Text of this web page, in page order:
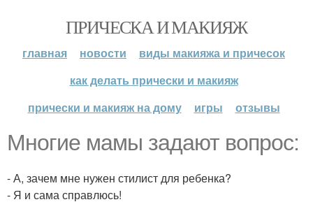
ПРИЧЕСКА И МАКИЯЖ
главная новости
виды макияжа и причесок
как делать прически и макияж
прически и макияж на дому
игры отзывы
Многие мамы задают вопрос:
- А, зачем мне нужен стилист для ребенка?
- Я и сама справлюсь!